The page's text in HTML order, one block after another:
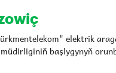
elektrik
başlygynyň